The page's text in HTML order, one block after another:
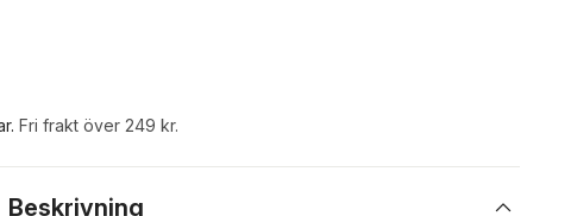
. Fri frakt över 249 kr.
Beskrivning